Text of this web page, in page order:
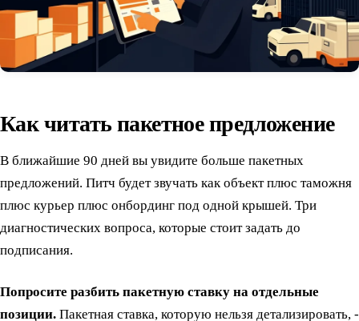
Как читать пакетное предложение
В ближайшие 90 дней вы увидите больше пакетных
предложений. Питч будет звучать как объект плюс таможня
плюс курьер плюс онбординг под одной крышей. Три
диагностических вопроса, которые стоит задать до
подписания.
Попросите разбить пакетную ставку на отдельные
позиции. Пакетная ставка, которую нельзя детализировать, -